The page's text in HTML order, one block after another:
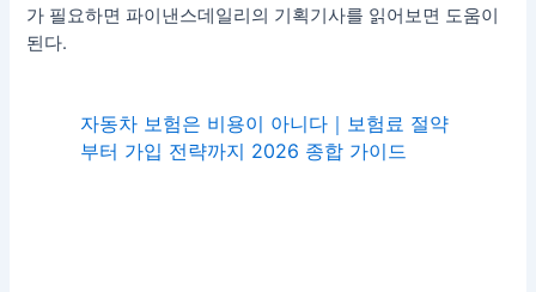
가 필요하면 파이낸스데일리의 기획기사를 읽어보면 도움이
된다.
자동차 보험은 비용이 아니다｜보험료 절약
부터 가입 전략까지 2026 종합 가이드